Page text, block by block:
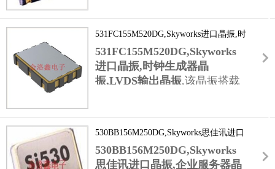
数据中心,通信机房等多设备密集运行的场景
中,能有效抵御周边设备产生的电磁干扰,保持
时钟信号的稳定性与纯净度,减少因干扰导致的
网络通信误码,保障网络链路的持续稳定运行,
531FC155M520DG,Skyworks进口晶振,时
钟生成器晶振,LVDS输出晶振
531FC155M520DG,Skyworks
进口晶振,时钟生成器晶
振,LVDS输出晶振,该晶振搭载
在工业控制,高端电子设备等复杂电磁环境下,
可减少外界干扰对时钟信号的影响,保证
155.520MHz时钟信号以低抖动(典型值低至亚
530BB156M250DG,Skyworks思佳讯进口
晶振,企业服务器晶振,电信应用晶振
530BB156M250DG,Skyworks
思佳讯进口晶振,企业服务器晶